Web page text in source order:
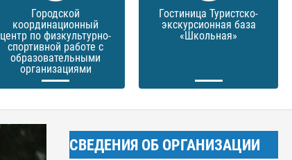
Городской
координационный
центр по физкультурно-
спортивной работе с
образовательными
организациями
Гостиница Туристско-
экскурсионная база
«Школьная»
СВЕДЕНИЯ ОБ ОРГАНИЗАЦИИ